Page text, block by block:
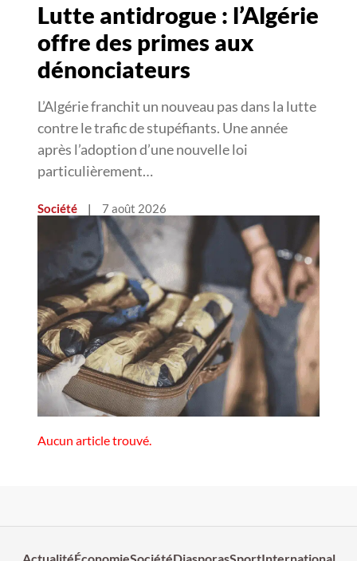
Lutte antidrogue : l’Algérie
offre des primes aux
dénonciateurs
L’Algérie franchit un nouveau pas dans la lutte
contre le trafic de stupéfiants. Une année
après l’adoption d’une nouvelle loi
particulièrement…
Société | 7 août 2026
Aucun article trouvé.